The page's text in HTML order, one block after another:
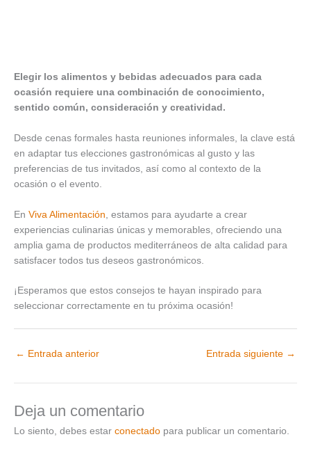
Elegir los alimentos y bebidas adecuados para cada
ocasión requiere una combinación de conocimiento,
sentido común, consideración y creatividad.
Desde cenas formales hasta reuniones informales, la clave está
en adaptar tus elecciones gastronómicas al gusto y las
preferencias de tus invitados, así como al contexto de la
ocasión o el evento.
En Viva Alimentación , estamos para ayudarte a crear
experiencias culinarias únicas y memorables, ofreciendo una
amplia gama de productos mediterráneos de alta calidad para
satisfacer todos tus deseos gastronómicos.
¡Esperamos que estos consejos te hayan inspirado para
seleccionar correctamente en tu próxima ocasión!
← Entrada anterior Entrada siguiente →
Deja un comentario
Lo siento, debes estar conectado para publicar un comentario.